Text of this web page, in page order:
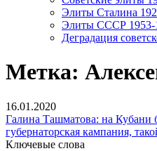
Элиты Сталина
Элиты СССР 1953-
Деградация
Метка:
16.01.2020
Галина Ташматова: на Кубани
губернаторская кампания,
Ключевые слова